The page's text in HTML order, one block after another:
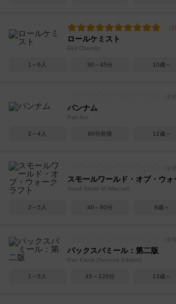
ロールケミスト
Roll Chemist
1～6人 30～45分 10歳～
パンナム
Pan Am
2～4人 60分前後 12歳～
スモールワールド・オブ・ウォ
Small World of Warcraft
2～5人 40～80分 8歳～
パックスパミール：第二版
Pax Pamir (Second Edition)
1～5人 45～120分 13歳～